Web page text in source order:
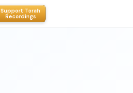
Support Torah
Recordings